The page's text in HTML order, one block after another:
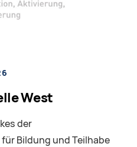
West
der
Bildung und Teilhabe